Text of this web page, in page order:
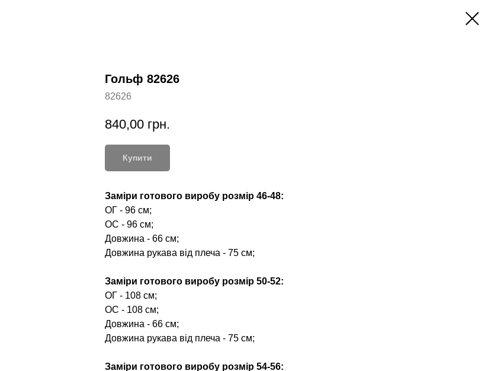
Гольф 82626
82626
840,00 грн.
Купити
Заміри готового виробу розмір 46-48:
ОГ - 96 см;
ОС - 96 см;
Довжина - 66 см;
Довжина рукава від плеча - 75 см;
Заміри готового виробу розмір 50-52:
ОГ - 108 см;
ОС - 108 см;
Довжина - 66 см;
Довжина рукава від плеча - 75 см;
Заміри готового виробу розмір 54-56: